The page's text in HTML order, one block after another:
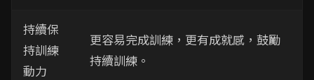
持續保
持訓練
動力
更容易完成訓練，更有成就感，鼓勵
持續訓練。